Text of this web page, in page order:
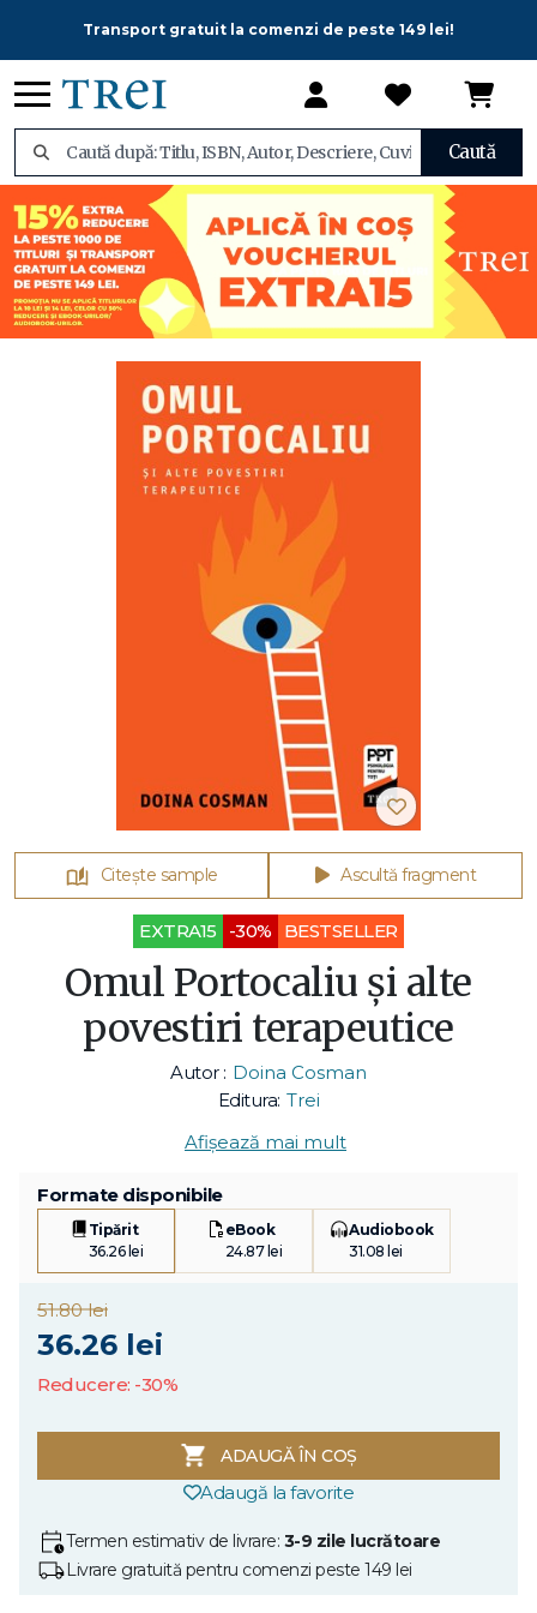
Transport gratuit la comenzi de peste 149 lei!
Caută
Citește sample Ascultă fragment
EXTRA15 -30% BESTSELLER
Omul Portocaliu și alte
povestiri terapeutice
Autor : Doina Cosman
Editura: Trei
Afișează mai mult
Formate disponibile
Tipărit
36.26 lei
eBook
24.87 lei
Audiobook
31.08 lei
51.80 lei
36.26 lei
Reducere: -30%
ADAUGĂ ÎN COȘ
Adaugă la favorite
Termen estimativ de livrare: 3-9 zile lucrătoare
Livrare gratuită pentru comenzi peste 149 lei